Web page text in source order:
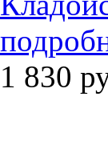
1 830